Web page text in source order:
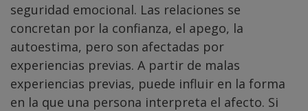
seguridad emocional. Las relaciones se
concretan por la confianza, el apego, la
autoestima, pero son afectadas por
experiencias previas. A partir de malas
experiencias previas, puede influir en la forma
en la que una persona interpreta el afecto. Si